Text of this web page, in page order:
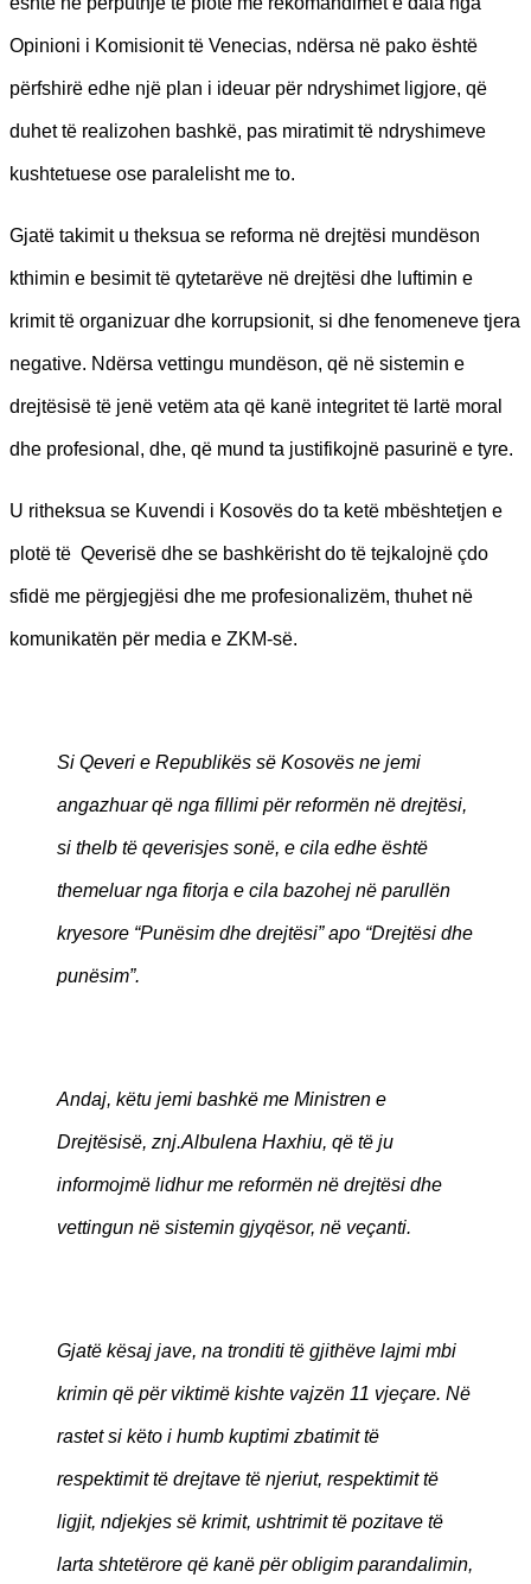
Opinioni i Komisionit të Venecias, ndërsa në pako është
përfshirë edhe një plan i ideuar për ndryshimet ligjore, që
duhet të realizohen bashkë, pas miratimit të ndryshimeve
kushtetuese ose paralelisht me to.
Gjatë takimit u theksua se reforma në drejtësi mundëson
kthimin e besimit të qytetarëve në drejtësi dhe luftimin e
krimit të organizuar dhe korrupsionit, si dhe fenomeneve tjera
negative. Ndërsa vettingu mundëson, që në sistemin e
drejtësisë të jenë vetëm ata që kanë integritet të lartë moral
dhe profesional, dhe, që mund ta justifikojnë pasurinë e tyre.
U ritheksua se Kuvendi i Kosovës do ta ketë mbështetjen e
plotë të Qeverisë dhe se bashkërisht do të tejkalojnë çdo
sfidë me përgjegjësi dhe me profesionalizëm, thuhet në
komunikatën për media e ZKM-së.
Si Qeveri e Republikës së Kosovës ne jemi
angazhuar që nga fillimi për reformën në drejtësi,
si thelb të qeverisjes sonë, e cila edhe është
themeluar nga fitorja e cila bazohej në parullën
kryesore “Punësim dhe drejtësi” apo “Drejtësi dhe
punësim”.
Andaj, këtu jemi bashkë me Ministren e
Drejtësisë, znj.Albulena Haxhiu, që të ju
informojmë lidhur me reformën në drejtësi dhe
vettingun në sistemin gjyqësor, në veçanti.
Gjatë kësaj jave, na tronditi të gjithëve lajmi mbi
krimin që për viktimë kishte vajzën 11 vjeçare. Në
rastet si këto i humb kuptimi zbatimit të
respektimit të drejtave të njeriut, respektimit të
ligjit, ndjekjes së krimit, ushtrimit të pozitave të
larta shtetërore që kanë për obligim parandalimin,